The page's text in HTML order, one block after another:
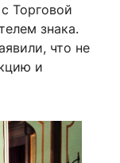
Торговой
знака.
что не
и